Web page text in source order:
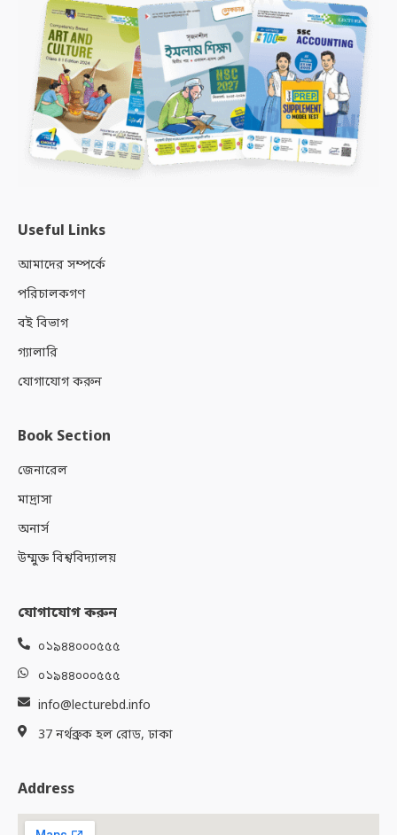
Useful Links
আমাদের সম্পর্কে
পরিচালকগণ
বই বিভাগ
গ্যালারি
যোগাযোগ করুন
Book Section
জেনারেল
মাদ্রাসা
অনার্স
উম্মুক্ত বিশ্ববিদ্যালয়
যোগাযোগ করুন
০১৯৪৪০০০৫৫৫
০১৯৪৪০০০৫৫৫
info@lecturebd.info
37 নর্থব্রুক হল রোড, ঢাকা
Address